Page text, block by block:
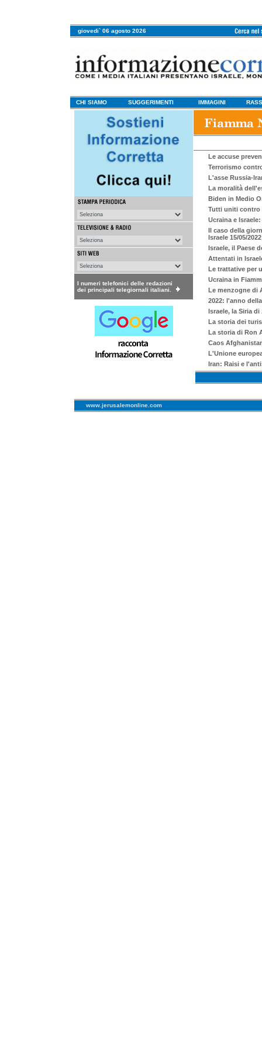
giovedi` 06 agosto 2026
CHI SIAMO SUGGERIMENTI IMMAGINI
I numeri telefonici delle redazioni
dei principali telegiornali italiani.
Le accuse
Terrorismo
L'asse Russia-
La moralità
Biden in Medio
Tutti uniti contro
Ucraina e
Il caso della
Israele 15/05/2022
Israele, il Paese
Attentati in
Le trattative per
Ucraina in
Le menzogne di
2022: l'anno
Israele, la Siria di
La storia dei
La storia di Ron
Caos
L'Unione
Iran: Raisi e
www.jerusalemonline.com